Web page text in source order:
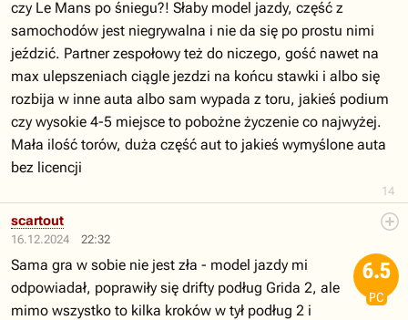
14
czy Le Mans po śniegu?! Słaby model jazdy, część z
samochodów jest niegrywalna i nie da się po prostu nimi
jeździć. Partner zespołowy też do niczego, gość nawet na
max ulepszeniach ciągle jezdzi na końcu stawki i albo się
rozbija w inne auta albo sam wypada z toru, jakieś podium
czy wysokie 4-5 miejsce to pobożne życzenie co najwyżej.
Mała ilość torów, duża część aut to jakieś wymyślone auta
bez licencji
16.12.2024 22:32
scartout
6.5
PC
Sama gra w sobie nie jest zła - model jazdy mi
odpowiadał, poprawiły się drifty podług Grida 2, ale
mimo wszystko to kilka kroków w tył podług 2 i